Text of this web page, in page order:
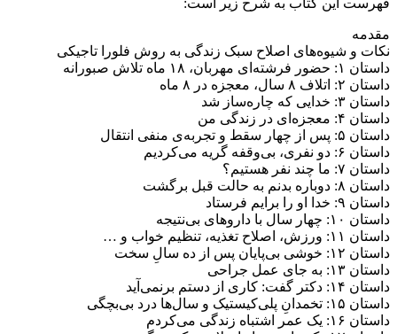
عدد
مقدمه
نکات و شیوه‌های اصلاح سبک زندگی به روش فلورا تاجیکی
داستان ۱: حضور فرشته‌ای مهربان، ۱۸ ماه تلاش صبورانه
داستان ۲: اتلاف ۸ سال، معجزه در ۸ ماه
داستان ۳: خدایی که چاره‌ساز شد
داستان ۴: معجزه‌ای در زندگی من
داستان ۵: پس از چهار سقط و تجربه‌ی منفی انتقال
داستان ۶: دو نفری، بی‌وقفه گریه می‌کردیم
داستان ۷: ما چند نفر هستیم؟
داستان ۸: دوباره بدنم به حالت قبل برگشت
داستان ۹: خدا او را برایم فرستاد
داستان ۱۰: چهار سال با داروهای بی‌نتیجه
داستان ۱۱: ورزش، اصلاح تغذیه، تنظیم خواب و …
داستان ۱۲: خوشی‌ بی‌پایان پس از ده سالِ سخت
داستان ۱۳: به جای عمل جراحی
داستان ۱۴: دکتر گفت: کاری از دستم برنمی‌آید
داستان ۱۵: تخمدانِ پلی‌کیستیک و سال‌ها درد بی‌بچگی
داستان ۱۶: یک عمر اشتباه زندگی می‌کردم